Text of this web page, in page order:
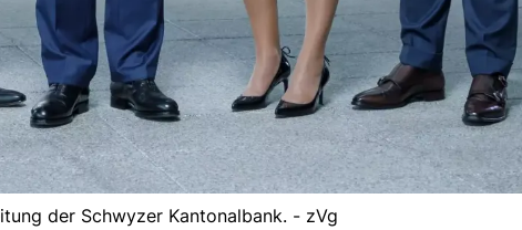
der Schwyzer Kantonalbank. - zVg